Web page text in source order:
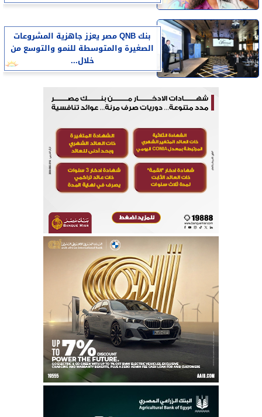
بنك QNB مصر يعزز جاهزية المشروعات
الصغيرة والمتوسطة للنمو والتوسع من
خلال...